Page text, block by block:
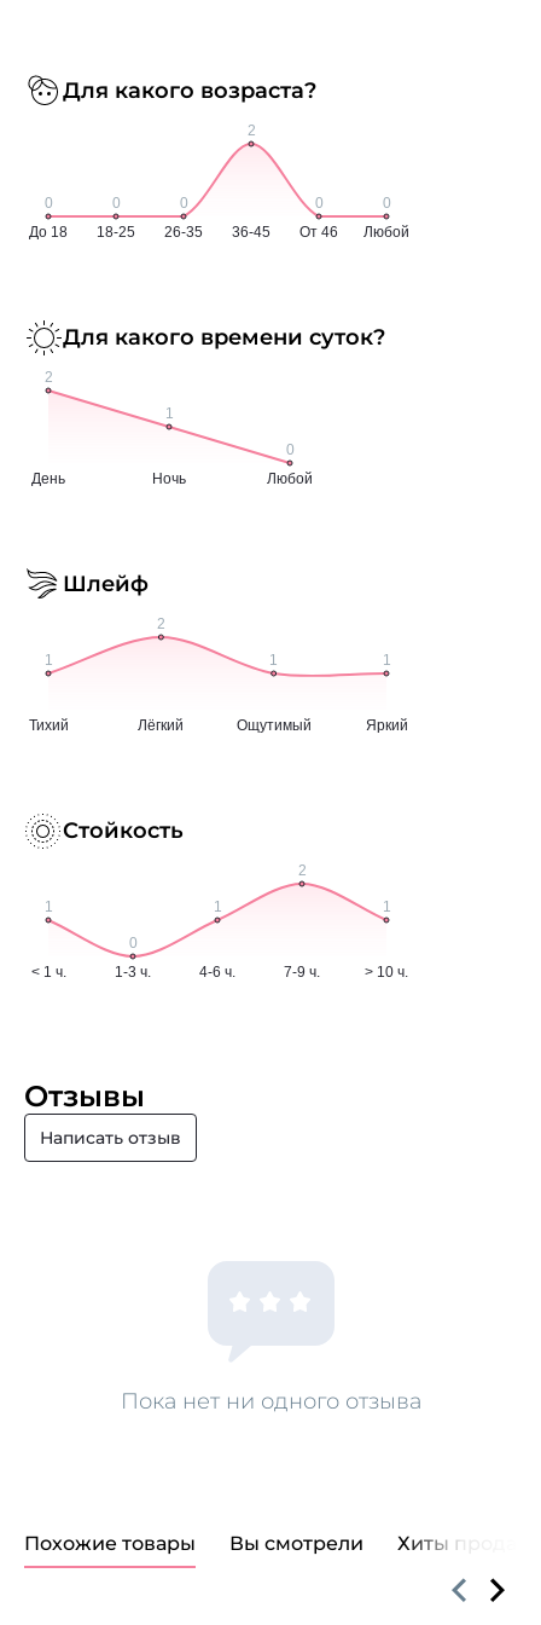
Для какого возраста?
Для какого времени суток?
Шлейф
Стойкость
Отзывы
Написать отзыв
Пока нет ни одного отзыва
Похожие товары Вы смотрели Хиты продаж